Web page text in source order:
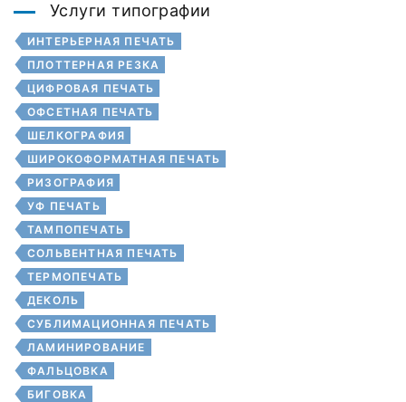
Услуги типографии
ИНТЕРЬЕРНАЯ ПЕЧАТЬ
ПЛОТТЕРНАЯ РЕЗКА
ЦИФРОВАЯ ПЕЧАТЬ
ОФСЕТНАЯ ПЕЧАТЬ
ШЕЛКОГРАФИЯ
ШИРОКОФОРМАТНАЯ ПЕЧАТЬ
РИЗОГРАФИЯ
УФ ПЕЧАТЬ
ТАМПОПЕЧАТЬ
СОЛЬВЕНТНАЯ ПЕЧАТЬ
ТЕРМОПЕЧАТЬ
ДЕКОЛЬ
СУБЛИМАЦИОННАЯ ПЕЧАТЬ
ЛАМИНИРОВАНИЕ
ФАЛЬЦОВКА
БИГОВКА